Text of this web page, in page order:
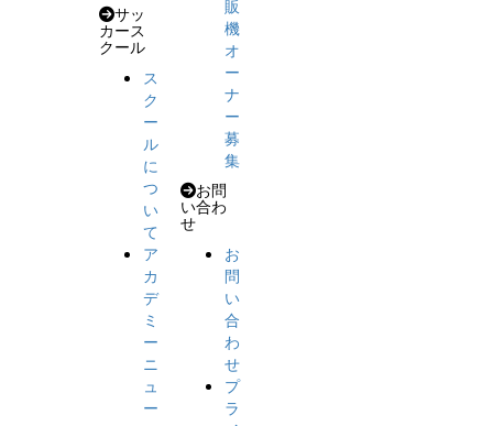
サッ
カース
クール
ス
ク
ー
ル
に
つ
い
て
ア
カ
デ
ミ
ー
ニ
ュ
ー
販
機
オ
ー
ナ
ー
募
集
お問
い合わ
せ
お
問
い
合
わ
せ
プ
ラ